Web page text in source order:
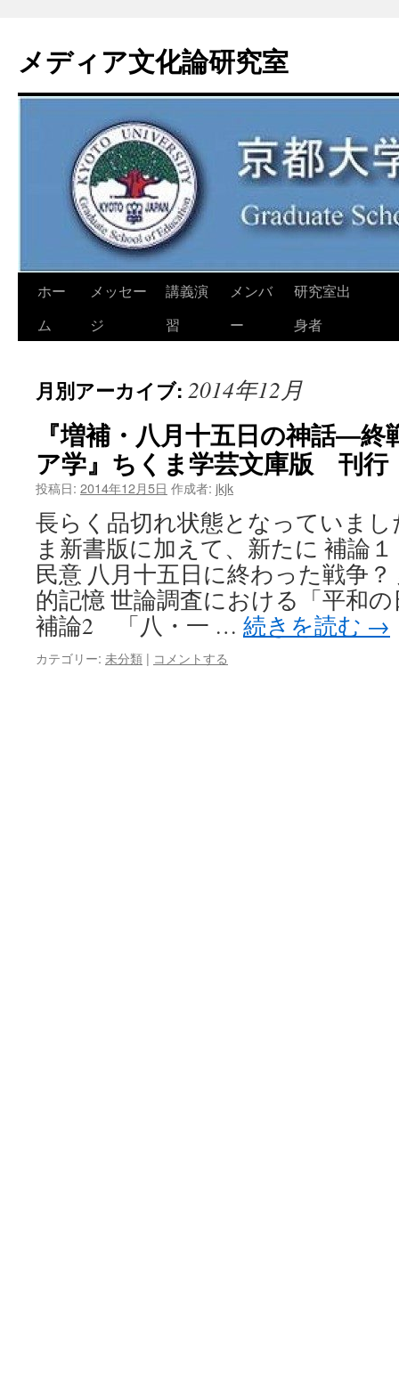
テ
ン
へ
メディア文化論研究室
ホー
ム
メッセー
ジ
講義演
習
メンバ
ー
研究室出
身者
月別アーカイブ: 2014年12月
『増補・八月十五日の神話―
ア学』ちくま学芸文庫版 刊行
投稿日: 2014年12月5日 作成者: jkjk
長らく品切れ状態となっていまし
ま新書版に加えて、新たに 補論
民意 八月十五日に終わった戦争
的記憶 世論調査における「平和
補論2 「八・一 … 続きを読む →
カテゴリー: 未分類 | コメントする